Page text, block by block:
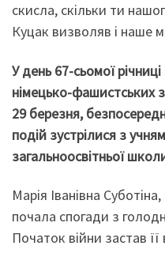
скисла, скільки ти
Куцак визволяв і наше
У день 67-сьомої
німецько-фашистських
29 березня,
подій зустрілися з
загальноосвітньої
Марія Іванівна
почала спогади з
Початок війни застав